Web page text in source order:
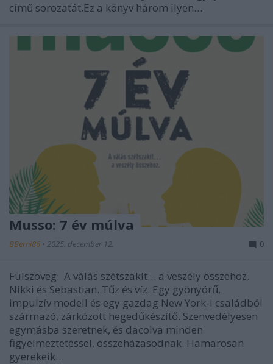
című sorozatát.Ez a könyv három ilyen…
Musso: 7 év múlva
BBerni86 • 2025. december 12. 0
Fülszöveg: A válás szétszakít… a veszély összehoz.
Nikki és Sebastian. Tűz és víz. Egy gyönyörű,
impulzív modell és egy gazdag New York-i családból
származó, zárkózott hegedűkészítő. Szenvedélyesen
egymásba szeretnek, és dacolva minden
figyelmeztetéssel, összeházasodnak. Hamarosan
gyerekeik…